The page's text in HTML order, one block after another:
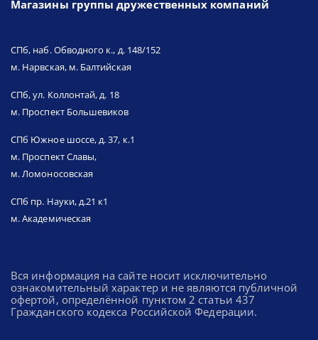
Магазины группы дружественных компаний
СПб, наб. Обводного к., д. 148/152
м. Нарвская, м. Балтийская
СПб, ул. Коллонтай, д. 18
м. Проспект Большевиков
СПб Южное шоссе, д. 37, к.1
м. Проспект Славы,
м. Ломоносовская
СПб пр. Науки, д.21 к1
м. Академическая
Вся информация на сайте носит исключительно
ознакомительный характер и не являются публичной
офертой, определённой пунктом 2 статьи 437
Гражданского кодекса Российской Федерации.